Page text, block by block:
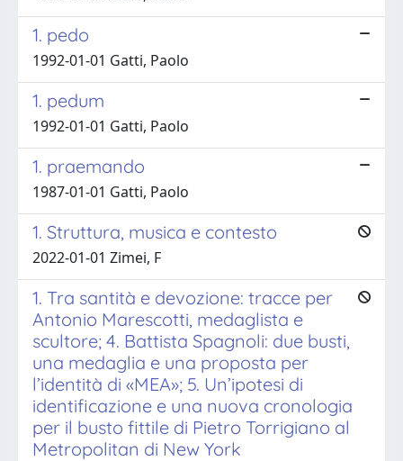
1. pedo
1992-01-01 Gatti, Paolo
1. pedum
1992-01-01 Gatti, Paolo
1. praemando
1987-01-01 Gatti, Paolo
1. Struttura, musica e contesto
2022-01-01 Zimei, F
1. Tra santità e devozione: tracce per
Antonio Marescotti, medaglista e
scultore; 4. Battista Spagnoli: due busti,
una medaglia e una proposta per
l’identità di «MEA»; 5. Un’ipotesi di
identificazione e una nuova cronologia
per il busto fittile di Pietro Torrigiano al
Metropolitan di New York